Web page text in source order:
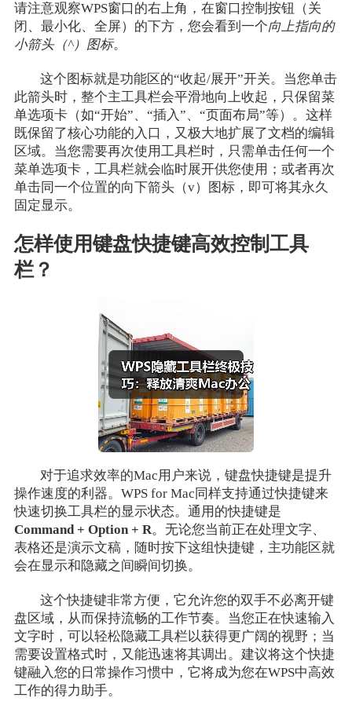
请注意观察WPS窗口的右上角，在窗口控制按钮（关
闭、最小化、全屏）的下方，您会看到一个向上指向的
小箭头（^）图标。
这个图标就是功能区的“收起/展开”开关。当您单击
此箭头时，整个主工具栏会平滑地向上收起，只保留菜
单选项卡（如“开始”、“插入”、“页面布局”等）。这样
既保留了核心功能的入口，又极大地扩展了文档的编辑
区域。当您需要再次使用工具栏时，只需单击任何一个
菜单选项卡，工具栏就会临时展开供您使用；或者再次
单击同一个位置的向下箭头（v）图标，即可将其永久
固定显示。
怎样使用键盘快捷键高效控制工具
栏？
对于追求效率的Mac用户来说，键盘快捷键是提升
操作速度的利器。WPS for Mac同样支持通过快捷键来
快速切换工具栏的显示状态。通用的快捷键是
Command + Option + R。无论您当前正在处理文字、
表格还是演示文稿，随时按下这组快捷键，主功能区就
会在显示和隐藏之间瞬间切换。
这个快捷键非常方便，它允许您的双手不必离开键
盘区域，从而保持流畅的工作节奏。当您正在快速输入
文字时，可以轻松隐藏工具栏以获得更广阔的视野；当
需要设置格式时，又能迅速将其调出。建议将这个快捷
键融入您的日常操作习惯中，它将成为您在WPS中高效
工作的得力助手。